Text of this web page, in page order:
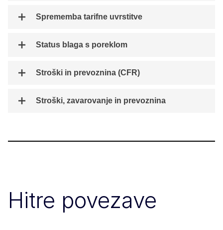
Sprememba tarifne uvrstitve
Status blaga s poreklom
Stroški in prevoznina (CFR)
Stroški, zavarovanje in prevoznina
Hitre povezave